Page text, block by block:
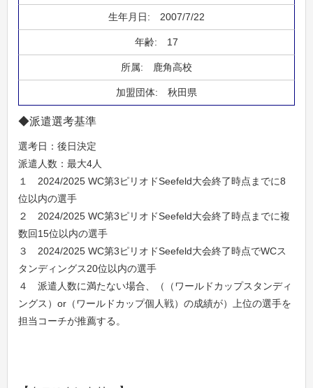
2007/7/22
17
鹿角高校
秋田県
◆派遣選考基準
選考日：後日決定
派遣人数：最大4人
１ 2024/2025 WC第3ピリオドSeefeld大会終了時点までに8
位以内の選手
２ 2024/2025 WC第3ピリオドSeefeld大会終了時点までに複
数回15位以内の選手
３ 2024/2025 WC第3ピリオドSeefeld大会終了時点でWCス
タンディングス20位以内の選手
４ 派遣人数に満たない場合、（（ワールドカップスタンディ
ングス）or（ワールドカップ個人戦）の成績が）上位の選手を
担当コーチが推薦する。